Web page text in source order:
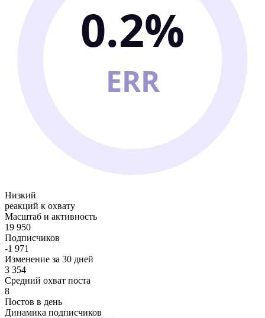
0.2%
ERR
Низкий
реакций к охвату
Масштаб и активность
19 950
Подписчиков
-1 971
Изменение за 30 дней
3 354
Средний охват поста
8
Постов в день
Динамика подписчиков